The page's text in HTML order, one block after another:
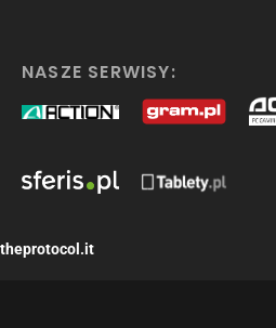
NASZE SERWISY:
theprotocol.it